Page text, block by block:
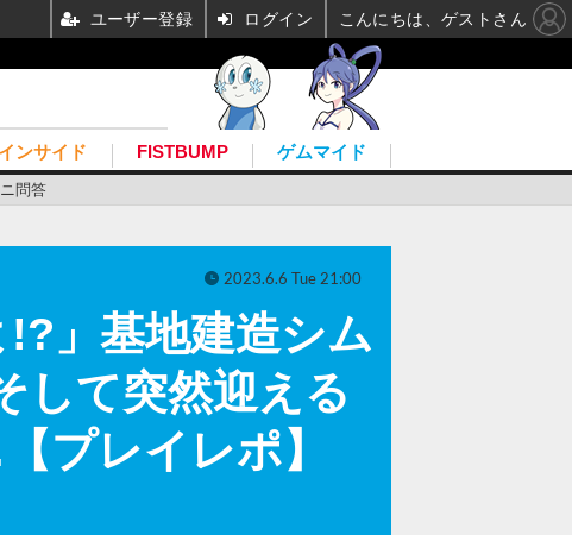
問答
インサイド FISTBUMP ゲムマイド
」基地建造シム
して突然迎える
プレイレポ】
2023.6.6 Tue 21:00
ユーザー登録 ログイン こんにちは、ゲストさん